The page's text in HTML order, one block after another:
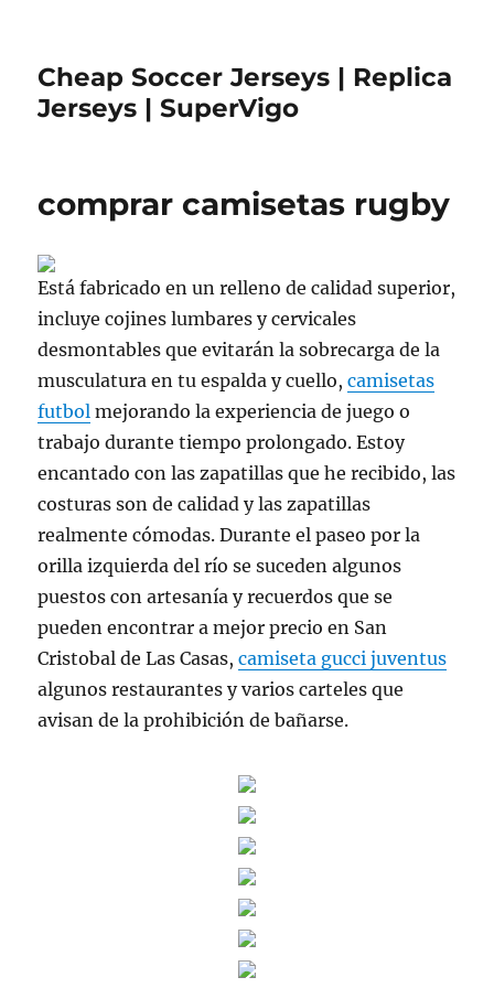
Cheap Soccer Jerseys | Replica
Jerseys | SuperVigo
comprar camisetas rugby
Está fabricado en un relleno de calidad superior,
incluye cojines lumbares y cervicales
desmontables que evitarán la sobrecarga de la
musculatura en tu espalda y cuello,camisetas
futbol mejorando la experiencia de juego o
trabajo durante tiempo prolongado. Estoy
encantado con las zapatillas que he recibido, las
costuras son de calidad y las zapatillas
realmente cómodas. Durante el paseo por la
orilla izquierda del río se suceden algunos
puestos con artesanía y recuerdos que se
pueden encontrar a mejor precio en San
Cristobal de Las Casas,camiseta gucci juventus
algunos restaurantes y varios carteles que
avisan de la prohibición de bañarse.